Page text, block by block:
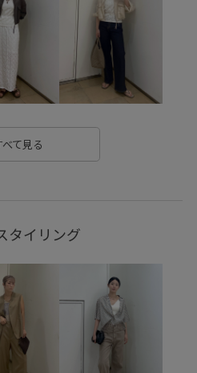
ゴム仕様 サイズ調整
ジャケット
プ チクチクしない
ミュール リネン
雅 別注アイテム
アル 幅広 快適
柔らかい風合い
るアイテム 牛革 知的
落ち感
べて見る
タイリング